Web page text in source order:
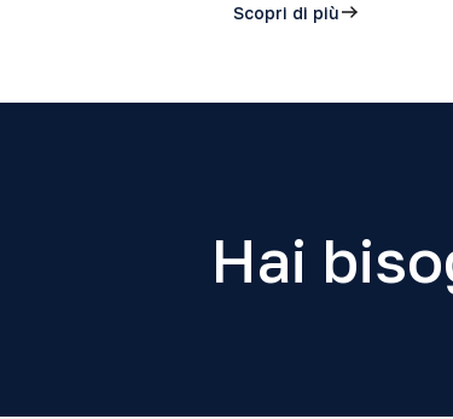
Scopri di più
Hai